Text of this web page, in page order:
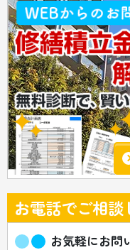
お電話でご相談
お気軽にお問